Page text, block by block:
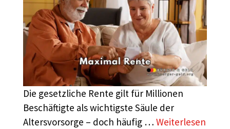
Die gesetzliche Rente gilt für Millionen
Beschäftigte als wichtigste Säule der
Altersvorsorge – doch häufig … Weiterlesen